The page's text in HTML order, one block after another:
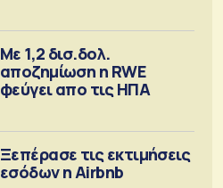
Με 1,2 δισ.δολ.
αποζημίωση η RWE
φεύγει απο τις ΗΠΑ
Ξεπέρασε τις εκτιμήσεις
εσόδων η Airbnb